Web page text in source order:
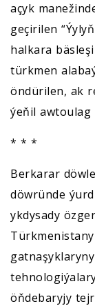
açyk
geçirilen
halkara
türkmen
öndürilen, ak
ýeňil awtoulag
* * *
Berkarar
döwründe
ykdysady
öňdebaryjy